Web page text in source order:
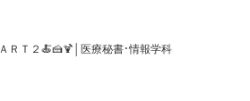
ＲＴ２🍝🍰🍹│医療秘書・情報学科